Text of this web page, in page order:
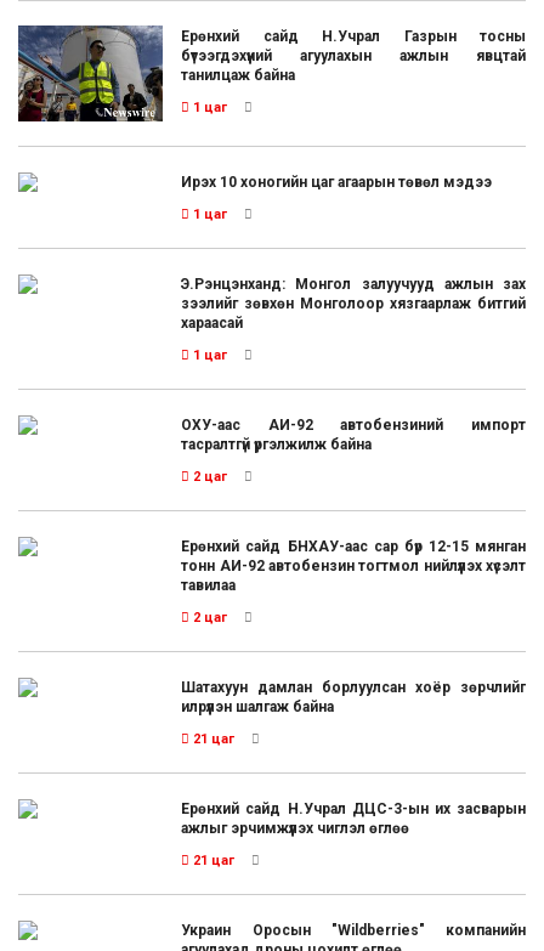
Ерөнхий сайд Н.Учрал Газрын тосны
бүтээгдэхүүний агуулахын ажлын явцтай
танилцаж байна
1 цаг
Ирэх 10 хоногийн цаг агаарын төвөл мэдээ
1 цаг
Э.Рэнцэнханд: Монгол залуучууд ажлын зах
зээлийг зөвхөн Монголоор хязгаарлаж битгий
хараасай
1 цаг
ОХУ-аас АИ-92 автобензиний импорт
тасралтгүй үргэлжилж байна
2 цаг
Ерөнхий сайд БНХАУ-аас сар бүр 12-15 мянган
тонн АИ-92 автобензин тогтмол нийлүүлэх хүсэлт
тавилаа
2 цаг
Шатахуун дамлан борлуулсан хоёр зөрчлийг
илрүүлэн шалгаж байна
21 цаг
Ерөнхий сайд Н.Учрал ДЦС-3-ын их засварын
ажлыг эрчимжүүлэх чиглэл өглөө
21 цаг
Украин Оросын "Wildberries" компанийн